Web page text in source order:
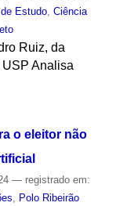
Estudo, Ciência
Ruiz, da
Analisa
o eleitor não
— registrado em:
, Polo Ribeirão